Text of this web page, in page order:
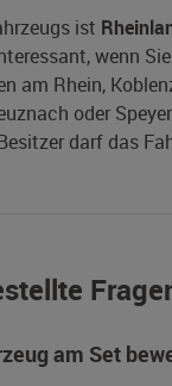
ist
wenn
am Rhein,
oder
darf das
am Set